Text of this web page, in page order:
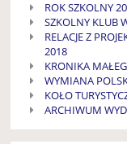
ROK SZKOLNY
SZKOLNY KLUB
RELACJE Z
2018
KRONIKA
WYMIANA
KOŁO
ARCHIWUM